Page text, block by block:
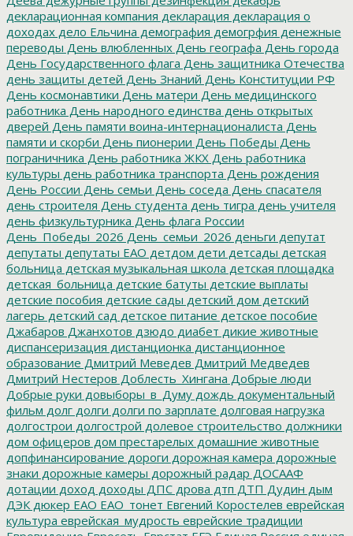
декларационная компания декларация декларация о
доходах дело Ельчина демография демогрфия денежные
переводы День влюбленных День географа День города
День Государственного флага День защитника Отечества
день защиты детей День Знаний День Конституции РФ
День космонавтики День матери День медицинского
работника День народного единства день открытых
дверей День памяти воина-интернационалиста День
памяти и скорби День пионерии День Победы День
пограничника День работника ЖКХ День работника
культуры день работника транспорта День рождения
День России День семьи День соседа День спасателя
день строителя День студента день тигра день учителя
день физкультурника День флага России
День_Победы_2026 День_семьи_2026 деньги депутат
депутаты депутаты ЕАО детдом дети детсады детская
больница детская музыкальная школа детская площадка
детская_больница детские батуты детские выплаты
детские пособия детские сады детский дом детский
лагерь детский сад детское питание детское пособие
Джабаров Джанхотов дзюдо диабет дикие животные
диспансеризация дистанционка дистанционное
образование Дмитрий Меведев Дмитрий Медведев
Дмитрий Нестеров Доблесть_Хингана Добрые люди
Добрые руки довыборы_в_Думу дождь документальный
фильм долг долги долги по зарплате долговая нагрузка
долгострои долгострой долевое строительство должники
дом офицеров дом престарелых домашние животные
допфинансирование дороги дорожная камера дорожные
знаки дорожные камеры дорожный радар ДОСААФ
дотации доход доходы ДПС дрова дтп ДТП Дудин дым
ДЭК дюкер ЕАО ЕАО_тонет Евгений Коростелев еврейская
культура еврейская_мудрость еврейские традиции